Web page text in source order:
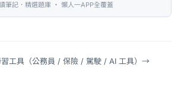
筆記．精選題庫 ・ 懶人一APP全覆蓋
工具（公務員 / 保險 / 駕駛 / AI 工具） →